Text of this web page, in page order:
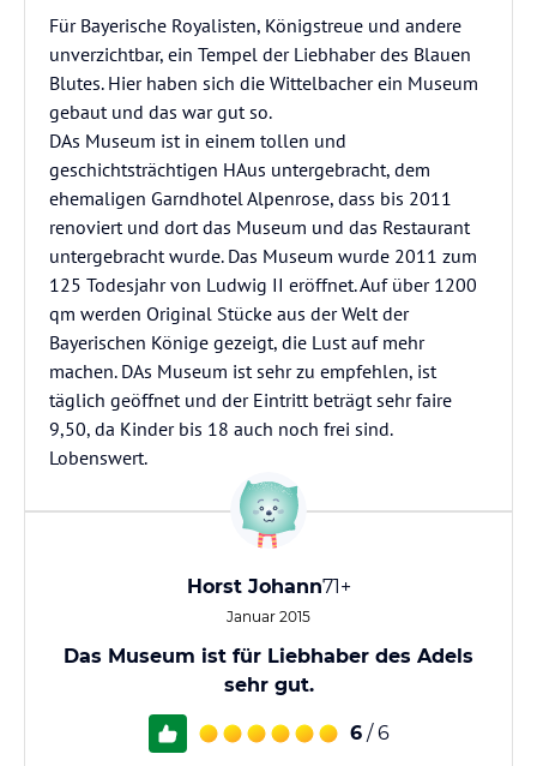
Für Bayerische Royalisten, Königstreue und andere
unverzichtbar, ein Tempel der Liebhaber des Blauen
Blutes. Hier haben sich die Wittelbacher ein Museum
gebaut und das war gut so.
DAs Museum ist in einem tollen und
geschichtsträchtigen HAus untergebracht, dem
ehemaligen Garndhotel Alpenrose, dass bis 2011
renoviert und dort das Museum und das Restaurant
untergebracht wurde. Das Museum wurde 2011 zum
125 Todesjahr von Ludwig II eröffnet. Auf über 1200
qm werden Original Stücke aus der Welt der
Bayerischen Könige gezeigt, die Lust auf mehr
machen. DAs Museum ist sehr zu empfehlen, ist
täglich geöffnet und der Eintritt beträgt sehr faire
9,50, da Kinder bis 18 auch noch frei sind.
Lobenswert.
Horst Johann71+
Januar 2015
Das Museum ist für Liebhaber des Adels
sehr gut.
6 / 6